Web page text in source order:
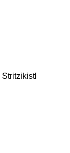
Stritzikistl